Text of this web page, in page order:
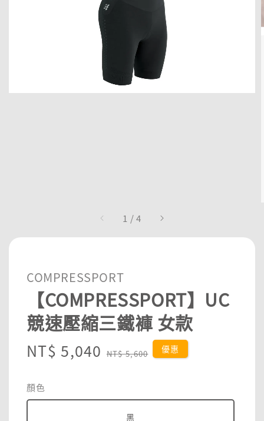
1 /4
COMPRESSPORT
【COMPRESSPORT】UC
競速壓縮三鐵褲 女款
Sale
NT$ 5,040 Regular
NT$ 5,600 優惠
顏色
黑